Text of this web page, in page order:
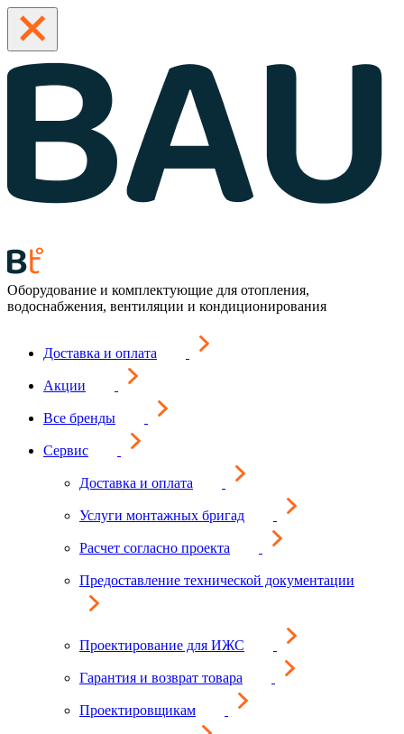
Оборудование и комплектующие для отопления,
водоснабжения, вентиляции и кондиционирования
Доставка и оплата
Акции
Все бренды
Сервис
Доставка и оплата
Услуги монтажных бригад
Расчет согласно проекта
Предоставление технической документации
Проектирование для ИЖС
Гарантия и возврат товара
Проектировщикам